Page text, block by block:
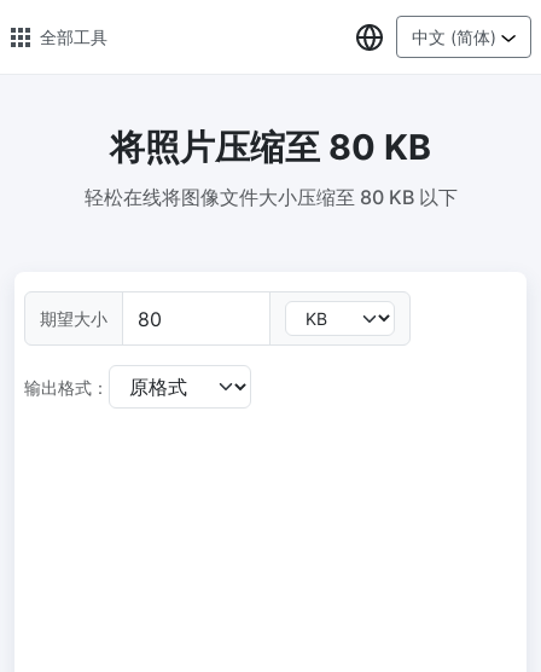
全部工具
图片压缩
图片格式转换
轻松将PNG、WEBP、BMP、TIFF或RAW格式批量转换为JPG
图片改尺寸
安全、免费、轻松地调整图像大小，保证高质量
选择语言
中文 (简体)
将照片压缩至 80 KB
轻松在线将图像文件大小压缩至 80 KB 以下
期望大小
输出格式：